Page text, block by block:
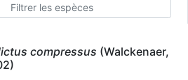
compressus (Walckenaer,